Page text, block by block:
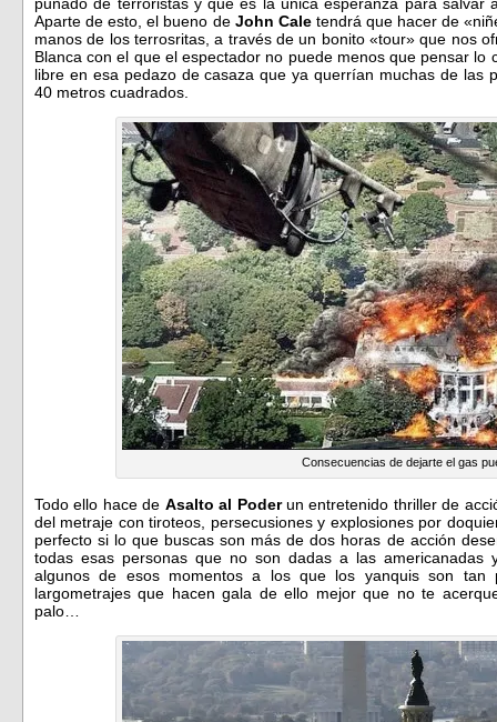
Aparte de esto, el bueno de John Caletendrá que hacer de
manos de los terrosritas, a través de un bonito «tour» que nos
Blanca con el que el espectador no puede menos que pensar
libre en esa pedazo de casaza que ya querrían muchas de las
40 metros cuadrados.
Consecuencias de dejarte el gas
Todo ello hace de Asalto al Poderun entretenido thriller de
del metraje con tiroteos, persecusiones y explosiones por
perfecto si lo que buscas son más de dos horas de acción
todas esas personas que no son dadas a las
algunos de esos momentos a los que los yanquis son tan
largometrajes que hacen gala de ello mejor que no te
palo…